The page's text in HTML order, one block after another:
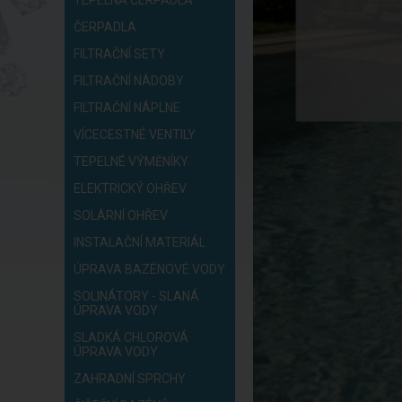
ČERPADLA
FILTRAČNÍ SETY
FILTRAČNÍ NÁDOBY
FILTRAČNÍ NÁPLNE
VÍCECESTNÉ VENTILY
TEPELNÉ VÝMĚNÍKY
ELEKTRICKÝ OHŘEV
SOLÁRNÍ OHŘEV
INSTALAČNÍ MATERIÁL
ÚPRAVA BAZÉNOVÉ VODY
SOLINÁTORY - SLANÁ
ÚPRAVA VODY
SLADKÁ CHLOROVÁ
ÚPRAVA VODY
ZAHRADNÍ SPRCHY